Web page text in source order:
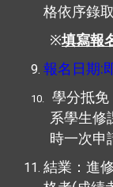
格依序錄取
※填寫報
報名日期:
10.
學分抵免
系學生修
時一次申
結業：進